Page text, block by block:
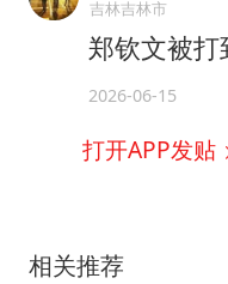
吉林吉林市
郑钦文被打
2026-06-15
打开APP发贴
相关推荐